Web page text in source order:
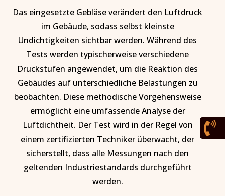
Das eingesetzte Gebläse verändert den Luftdruck
im Gebäude, sodass selbst kleinste
Undichtigkeiten sichtbar werden. Während des
Tests werden typischerweise verschiedene
Druckstufen angewendet, um die Reaktion des
Gebäudes auf unterschiedliche Belastungen zu
beobachten. Diese methodische Vorgehensweise
ermöglicht eine umfassende Analyse der
Luftdichtheit. Der Test wird in der Regel von
einem zertifizierten Techniker überwacht, der
sicherstellt, dass alle Messungen nach den
geltenden Industriestandards durchgeführt
werden.
